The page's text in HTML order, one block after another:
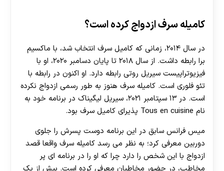
کامیله سرف ازدواج کرده است؟
در سال ۲۰۱۴، زمانی که کامیل سرف انتخاب شد، با ماکسیم
برا رابطه داشت. از سال ۲۰۱۸ تا پایان دسامبر ۲۰۲۰، او با
فیزیوتراپیست سیریل روتی رابطه دارد. او اکنون در رابطه با
تئو فلوری است. کامیله سرف هنوز به طور رسمی ازدواج نکرده
است. در ۱۳ سپتامبر ۲۰۲۱، سیریل لیگیناک در برنامه خود به
نام Tous en cuisine پذیرای کامیل سرف بود.
میس فرانس سابق در این برنامه دوست پسرش را جلوی
دوربین معرفی کرد؛ به نظر می رسد کامیله سرف واقعا قصد
ازدواج با این شخص را دارد چرا که او را در برنامه ای پر
مخاطب، در حضور مخاطبان معرفی کرده است. بیش از یک